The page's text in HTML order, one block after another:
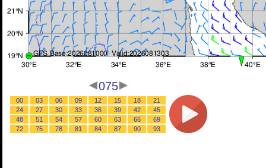
075
00 03 06 09 12 15 18
21
24
27 30 33 36 39 42
45
48
51 54 57 60 63 66
69
72
75 78 81 84 87 90 93